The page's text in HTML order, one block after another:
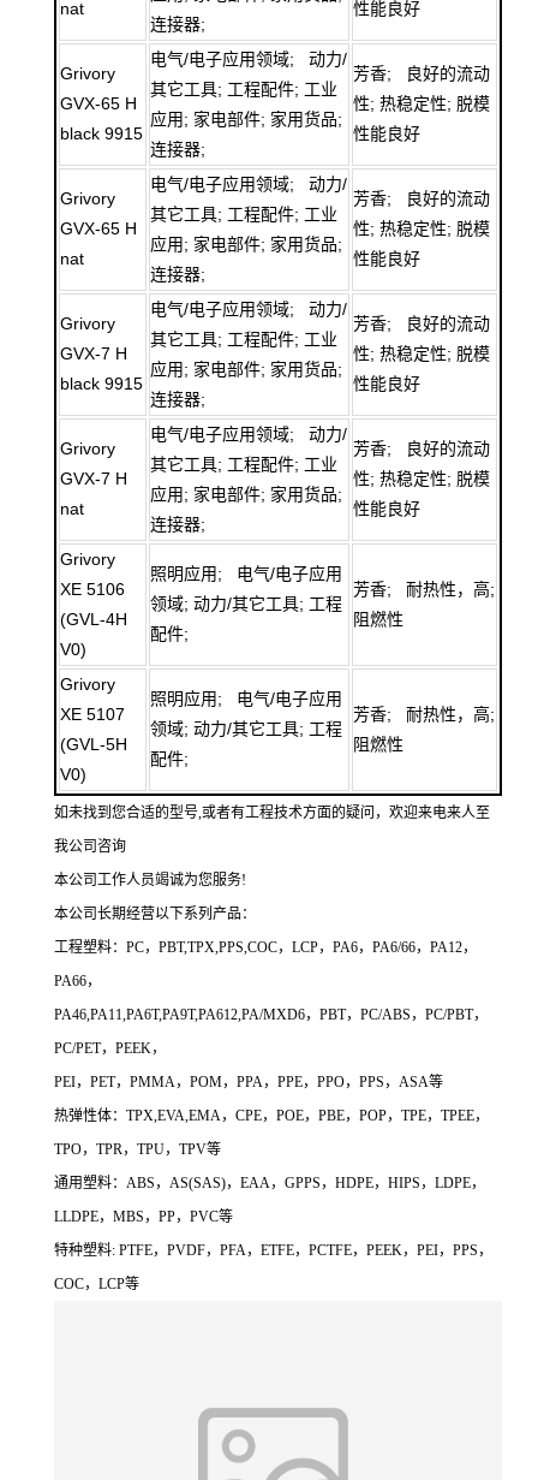
nat
连接器;
性能良好
Grivory
GVX-65 H
black 9915
电气/电子应用领域; 动力/
其它工具; 工程配件; 工业
应用; 家电部件; 家用货品;
连接器;
芳香; 良好的流动
性; 热稳定性; 脱模
性能良好
Grivory
GVX-65 H
nat
电气/电子应用领域; 动力/
其它工具; 工程配件; 工业
应用; 家电部件; 家用货品;
连接器;
芳香; 良好的流动
性; 热稳定性; 脱模
性能良好
Grivory
GVX-7 H
black 9915
电气/电子应用领域; 动力/
其它工具; 工程配件; 工业
应用; 家电部件; 家用货品;
连接器;
芳香; 良好的流动
性; 热稳定性; 脱模
性能良好
Grivory
GVX-7 H
nat
电气/电子应用领域; 动力/
其它工具; 工程配件; 工业
应用; 家电部件; 家用货品;
连接器;
芳香; 良好的流动
性; 热稳定性; 脱模
性能良好
Grivory
XE 5106
(GVL-4H
V0)
照明应用; 电气/电子应用
领域; 动力/其它工具; 工程
配件;
芳香; 耐热性，高;
阻燃性
Grivory
XE 5107
(GVL-5H
V0)
照明应用; 电气/电子应用
领域; 动力/其它工具; 工程
配件;
芳香; 耐热性，高;
阻燃性
如未找到您合适的型号,或者有工程技术方面的疑问，欢迎来电来人至
我公司咨询
本公司工作人员竭诚为您服务!
本公司长期经营以下系列产品：
工程塑料：PC，PBT,TPX,PPS,COC，LCP，PA6，PA6/66，PA12，
PA66，
PA46,PA11,PA6T,PA9T,PA612,PA/MXD6，PBT，PC/ABS，PC/PBT，
PC/PET，PEEK，
PEI，PET，PMMA，POM，PPA，PPE，PPO，PPS，ASA等
热弹性体：TPX,EVA,EMA，CPE，POE，PBE，POP，TPE，TPEE，
TPO，TPR，TPU，TPV等
通用塑料：ABS，AS(SAS)，EAA，GPPS，HDPE，HIPS，LDPE，
LLDPE，MBS，PP，PVC等
特种塑料: PTFE，PVDF，PFA，ETFE，PCTFE，PEEK，PEI，PPS，
COC，LCP等